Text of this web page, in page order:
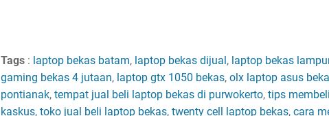
Tags : laptop bekas batam, laptop bekas dijual , laptop bekas
gaming bekas 4 jutaan, laptop gtx 1050 bekas, olx laptop asus
pontianak, tempat jual beli laptop bekas di purwokerto, tips
kaskus, toko jual beli laptop bekas, twenty cell laptop bekas, cara